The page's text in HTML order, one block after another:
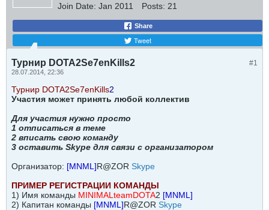
Join Date: Jan 2011 Posts: 21
Share
Tweet
#1
Турнир DOTA2Se7enKills2
28.07.2014, 22:36
Турнир DOTA2Se7enKills2
Участия может принять любой коллектив
Для участия нужно просто
1 отписаться в теме
2 вписать свою команду
3 оставить Skype для связи с организатором
Организатор: [MNML]R@ZOR Skype
ПРИМЕР РЕГИСТРАЦИИ КОМАНДЫ
1) Имя команды MINIMALteamDOTA2 [MNML]
2) Капитан команды [MNML]R@ZOR Skype